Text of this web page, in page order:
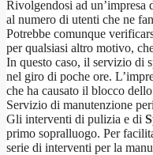
Rivolgendosi ad un’impresa
al numero di utenti che ne
Potrebbe comunque
per qualsiasi altro motivo,
In questo caso, il servizio di
nel giro di poche ore.
che ha causato il blocco
Servizio di manutenzione
Gli interventi di pulizia e di
primo sopralluogo. Per
serie di interventi per la